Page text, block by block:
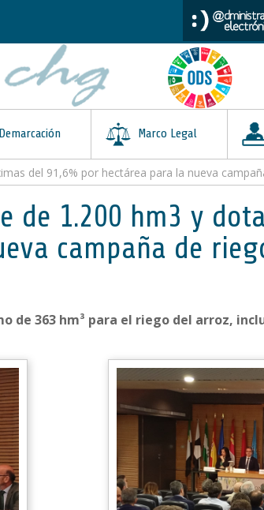
Marco Legal
del 91,6% por hectárea para la nueva
de 1.200 hm3 y
campaña de
de 363 hm³ para el riego del arroz,